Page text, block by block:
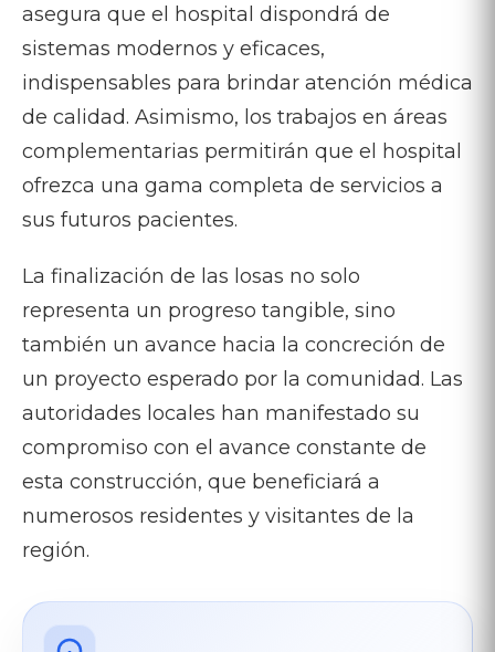
asegura que el hospital dispondrá de
sistemas modernos y eficaces,
indispensables para brindar atención médica
de calidad. Asimismo, los trabajos en áreas
complementarias permitirán que el hospital
ofrezca una gama completa de servicios a
sus futuros pacientes.
La finalización de las losas no solo
representa un progreso tangible, sino
también un avance hacia la concreción de
un proyecto esperado por la comunidad. Las
autoridades locales han manifestado su
compromiso con el avance constante de
esta construcción, que beneficiará a
numerosos residentes y visitantes de la
región.